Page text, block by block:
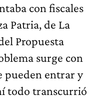
con fiscales
Patria, de La
Propuesta
surge con
pueden entrar y
todo transcurrió